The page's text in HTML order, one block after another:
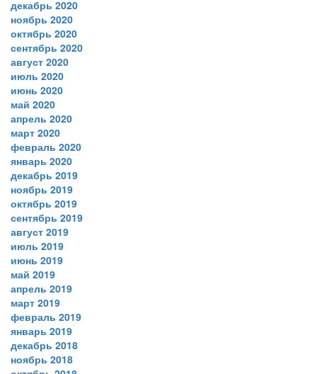
декабрь 2020
ноябрь 2020
октябрь 2020
сентябрь 2020
август 2020
июль 2020
июнь 2020
май 2020
апрель 2020
март 2020
февраль 2020
январь 2020
декабрь 2019
ноябрь 2019
октябрь 2019
сентябрь 2019
август 2019
июль 2019
июнь 2019
май 2019
апрель 2019
март 2019
февраль 2019
январь 2019
декабрь 2018
ноябрь 2018